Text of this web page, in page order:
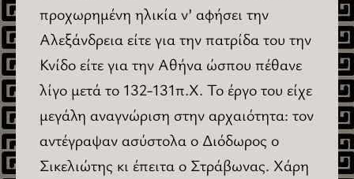
προχωρημένη ηλικία ν’ αφήσει την
Αλεξάνδρεια είτε για την πατρίδα του την
Κνίδο είτε για την Αθήνα ώσπου πέθανε
λίγο μετά το 132-131π.Χ. Το έργο του είχε
μεγάλη αναγνώριση στην αρχαιότητα: τον
αντέγραψαν ασύστολα ο Διόδωρος ο
Σικελιώτης κι έπειτα ο Στράβωνας. Χάρη